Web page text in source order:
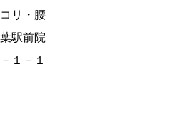
リ・腰
駅前院
１－１